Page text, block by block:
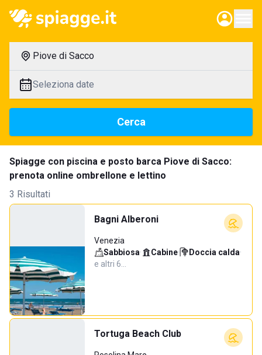
Piove di Sacco
Seleziona date
Cerca
Spiagge con piscina e posto barca Piove di Sacco:
prenota online ombrellone e lettino
3 Risultati
Bagni Alberoni
Venezia
Sabbiosa· Cabine· Doccia calda·
e altri 6…
Tortuga Beach Club